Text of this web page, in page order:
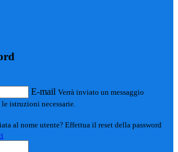
E-mail Verrà inviato un messaggio
istruzioni necessarie.
al nome utente? Effettua il reset della password